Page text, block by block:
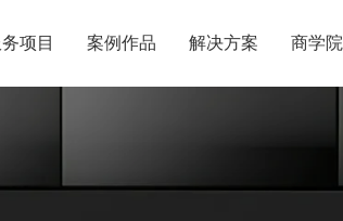
项目 案例作品 解决方案 商学院